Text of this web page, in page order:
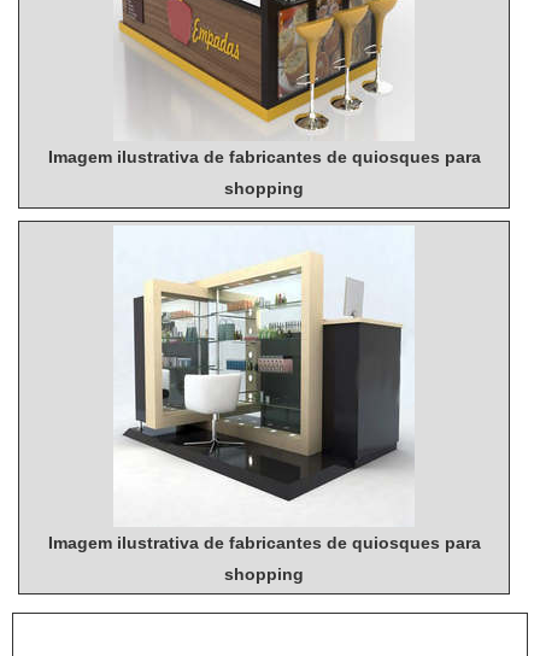
Imagem ilustrativa de fabricantes de quiosques para
shopping
Imagem ilustrativa de fabricantes de quiosques para
shopping